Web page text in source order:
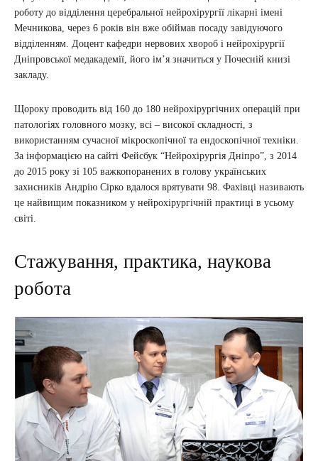
роботу до відділення церебральної нейрохірургії лікарні імені
Мечникова, через 6 років він вже обіймав посаду завідуючого
відділенням. Доцент кафедри нервових хвороб і нейрохірургії
Дніпровської медакадемії, його ім’я значиться у Почесній книзі
закладу.
Щороку проводить від 160 до 180 нейрохірургічних операцій при
патологіях головного мозку, всі – високої складності, з
використанням сучасної мікроскопічної та ендоскопічної техніки.
За інформацією на сайті Фейсбук “Нейрохірургія Дніпро”, з 2014
до 2015 року зі 105 важкопоранених в голову українських
захисників Андрію Сірко вдалося врятувати 98. Фахівці називають
це найвищим показником у нейрохірургічній практиці в усьому
світі.
Стажування, практика, наукова
робота